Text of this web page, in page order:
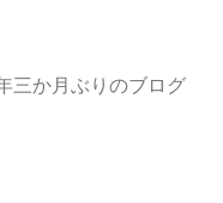
三か月ぶりのブログ